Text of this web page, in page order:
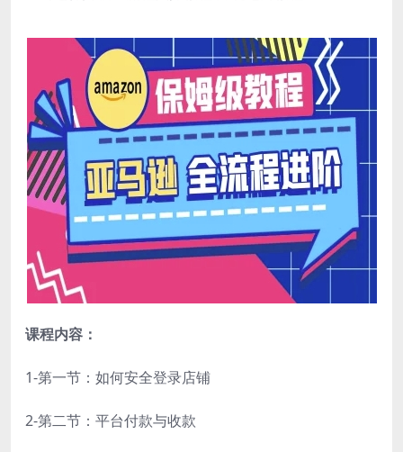
课程内容：
1-第一节：如何安全登录店铺
2-第二节：平台付款与收款